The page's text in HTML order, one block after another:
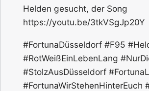
Helden gesucht, der Song
https://youtu.be/3tkVSgJp20Y
#FortunaDüsseldorf #F95
#RotWeißEinLebenLang
#StolzAusDüsseldorf